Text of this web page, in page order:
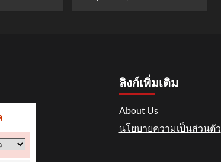
ลิงก์เพิ่มเติม
About Us
นโยบายความเป็นส่วนตัว